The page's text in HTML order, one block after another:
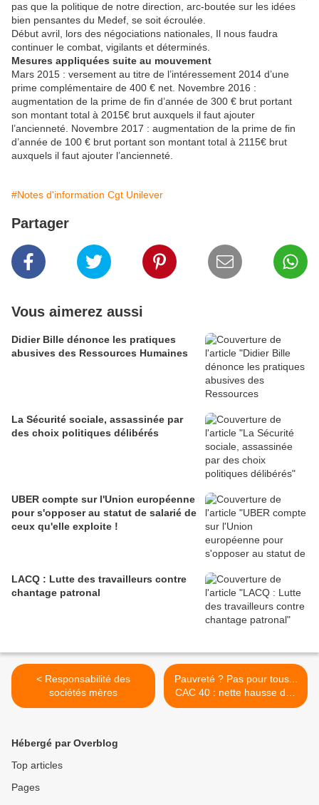
pas que la politique de notre direction, arc-boutée sur les idées
bien pensantes du Medef, se soit écroulée.
Début avril, lors des négociations nationales, Il nous faudra
continuer le combat, vigilants et déterminés.
Mesures appliquées suite au mouvement
Mars 2015 : versement au titre de l’intéressement 2014 d’une
prime complémentaire de 400 € net. Novembre 2016 :
augmentation de la prime de fin d’année de 300 € brut portant
son montant total à 2015€ brut auxquels il faut ajouter
l’ancienneté. Novembre 2017 : augmentation de la prime de fin
d’année de 100 € brut portant son montant total à 2115€ brut
auxquels il faut ajouter l’ancienneté.
#Notes d'information Cgt Unilever
Partager
Vous aimerez aussi
Didier Bille dénonce les pratiques
abusives des Ressources Humaines
La Sécurité sociale, assassinée par
des choix politiques délibérés
UBER compte sur l'Union européenne
pour s'opposer au statut de salarié de
ceux qu'elle exploite !
LACQ : Lutte des travailleurs contre
chantage patronal
< Responsabilité des
sociétés mères
Pauvreté ? Pas pour tous...
CAC 40 : nette hausse des
profits en 2014 >
Hébergé par Overblog
Top articles
Pages